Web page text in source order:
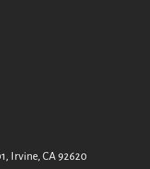
Irvine, CA 92620